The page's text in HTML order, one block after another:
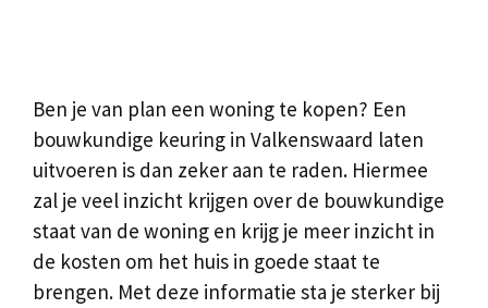
Ben je van plan een woning te kopen? Een
bouwkundige keuring in Valkenswaard laten
uitvoeren is dan zeker aan te raden. Hiermee
zal je veel inzicht krijgen over de bouwkundige
staat van de woning en krijg je meer inzicht in
de kosten om het huis in goede staat te
brengen. Met deze informatie sta je sterker bij